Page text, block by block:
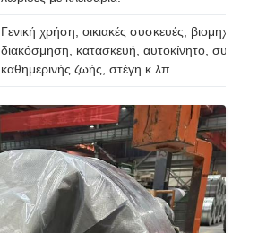
Γενική χρήση, οικιακές συσκευές, βιομηχανία,
διακόσμηση, κατασκευή, αυτοκίνητο,
καθημερινής ζωής, στέγη κ.λπ.